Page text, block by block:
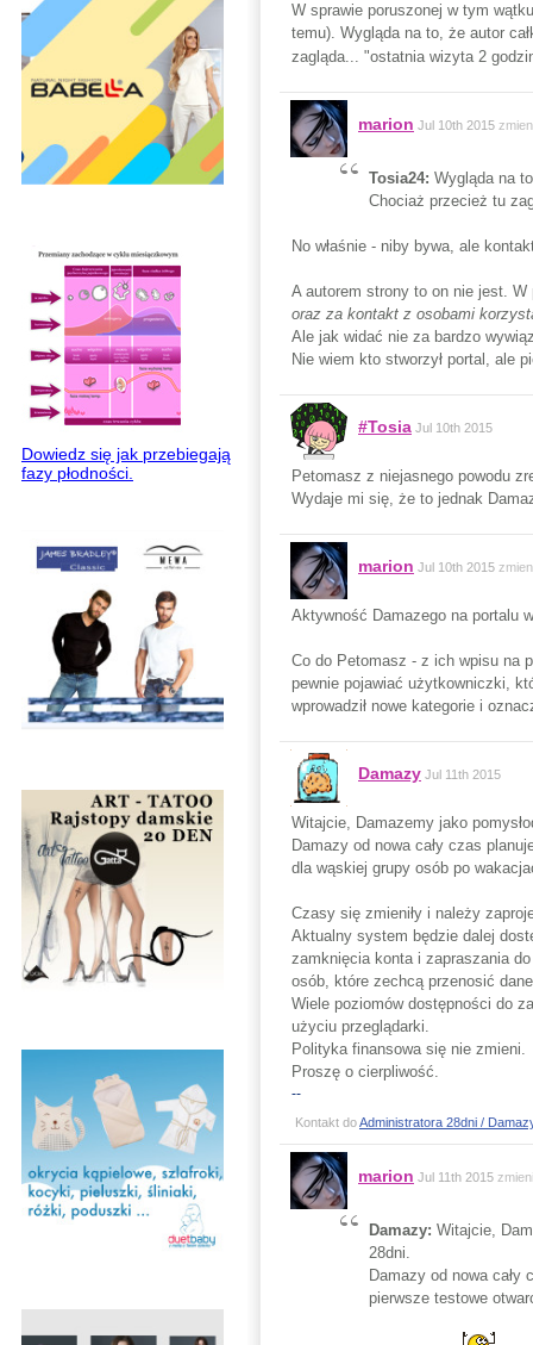
Dowiedz się jak przebiegają
fazy płodności.
W sprawie poruszonej w tym
temu). Wygląda na to, że autor
zagląda... "ostatnia wizyta 2
marion Jul 10th 2015
Tosia24: Wygląda na
Chociaż przecież tu
No właśnie - niby bywa, ale
A autorem strony to on nie jest.
oraz za kontakt z osobami
Ale jak widać nie za bardzo
Nie wiem kto stworzył portal, ale
#Tosia Jul 10th 2015
Petomasz z niejasnego powodu
Wydaje mi się, że to jednak
marion Jul 10th 2015
Aktywność Damazego na portalu
Co do Petomasz - z ich wpisu na
pewnie pojawiać użytkowniczki,
wprowadził nowe kategorie i
Damazy Jul 11th 2015
Witajcie, Damazemy jako
Damazy od nowa cały czas
dla wąskiej grupy osób po
Czasy się zmieniły i należy
Aktualny system będzie dalej
zamknięcia konta i zapraszania
osób, które zechcą przenosić
Wiele poziomów dostępności do
użyciu przeglądarki.
Polityka finansowa się nie zmieni.
Proszę o cierpliwość.
--
Kontakt doAdministratora 28dni /
marion Jul 11th 2015
Damazy: Witajcie,
28dni.
Damazy od nowa
pierwsze testowe